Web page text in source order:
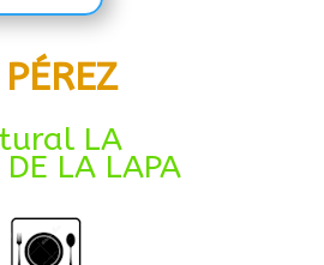
LA
DE LA LAPA